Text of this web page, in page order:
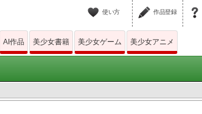
使い方 作品登録
AI作品 美少女書籍 美少女ゲーム 美少女アニメ